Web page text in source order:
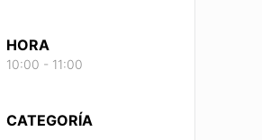
HORA
10:00 - 11:00
CATEGORÍA